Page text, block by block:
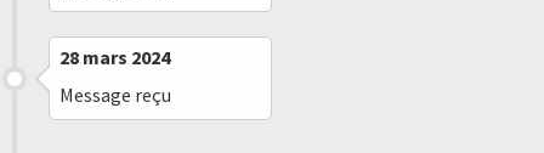
28 mars 2024
Message reçu